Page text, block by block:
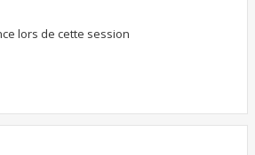
lors de cette session